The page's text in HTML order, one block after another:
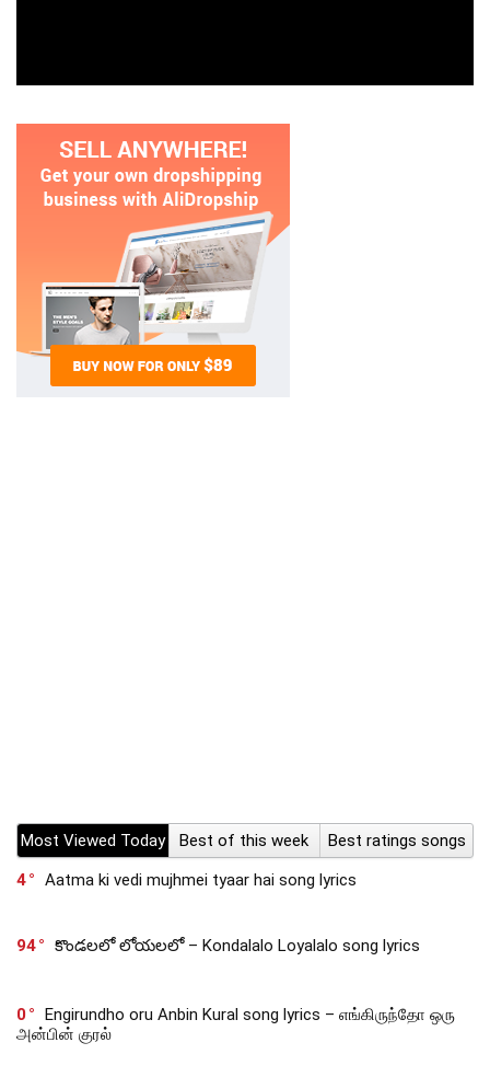
Most Viewed Today Best of this week
Best ratings songs
4
Aatma ki vedi mujhmei tyaar hai song lyrics
94 కొండలలో లోయలలో – Kondalalo Loyalalo song lyrics
0
Engirundho oru Anbin Kural song lyrics – எங்கிருந்தோ ஒரு
அன்பின் குரல்